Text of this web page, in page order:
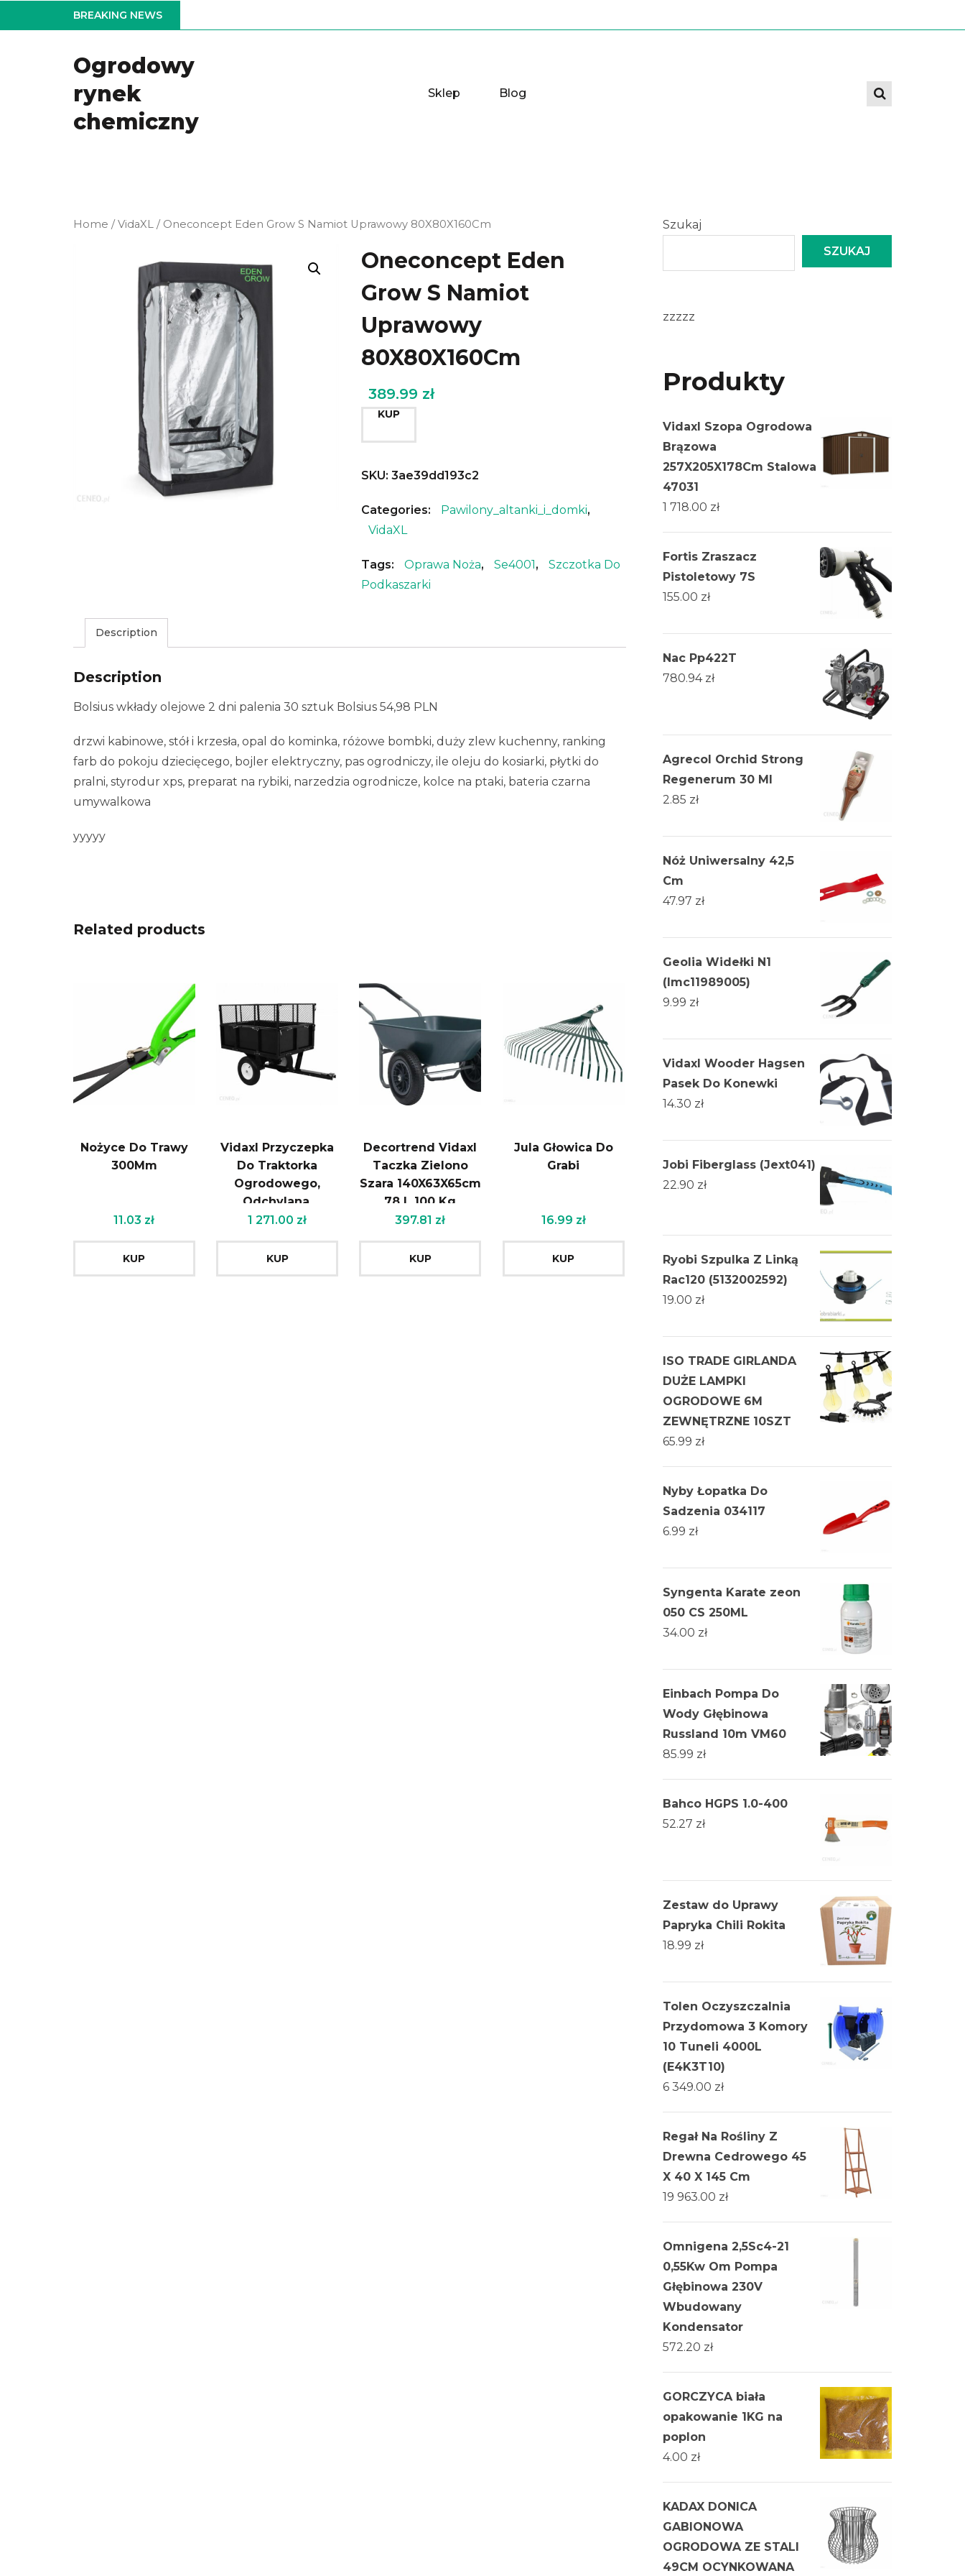
to
BREAKING NEWS
Ogrodowy
rynek
chemiczny
Sklep Blog
Home /VidaXL / Oneconcept Eden Grow S Namiot Uprawowy 80X80X160Cm
Oneconcept Eden
Grow S Namiot
Uprawowy
80X80X160Cm
389.99 zł
KUP
SKU: 3ae39dd193c2
Categories: Pawilony_altanki_i_domki,
VidaXL
Tags: Oprawa Noża, Se4001,
Szczotka Do
Podkaszarki
Description
Description
Bolsius wkłady olejowe 2 dni palenia 30 sztuk Bolsius 54,98 PLN
drzwi kabinowe, stół i krzesła, opal do kominka, różowe bombki, duży zlew kuchenny, ranking
farb do pokoju dziecięcego, bojler elektryczny, pas ogrodniczy, ile oleju do kosiarki, płytki do
pralni, styrodur xps, preparat na rybiki, narzedzia ogrodnicze, kolce na ptaki, bateria czarna
umywalkowa
yyyyy
Related products
Nożyce Do Trawy
300Mm
11.03 zł
KUP
Vidaxl Przyczepka
Do Traktorka
Ogrodowego,
Odchylana,
Ładowność 300 Kg
1 271.00 zł
KUP
Decortrend Vidaxl
Taczka Zielono
Szara 140X63X65cm
78 L 100 Kg
397.81 zł
KUP
Jula Głowica Do
Grabi
16.99 zł
KUP
Szukaj
SZUKAJ
zzzzz
Produkty
Vidaxl Szopa Ogrodowa
Brązowa
257X205X178Cm Stalowa
47031
1 718.00 zł
Fortis Zraszacz
Pistoletowy 7S
155.00 zł
Nac Pp422T
780.94 zł
Agrecol Orchid Strong
Regenerum 30 Ml
2.85 zł
Nóż Uniwersalny 42,5
Cm
47.97 zł
Geolia Widełki N1
(lmc11989005)
9.99 zł
Vidaxl Wooder Hagsen
Pasek Do Konewki
14.30 zł
Jobi Fiberglass (Jext041)
22.90 zł
Ryobi Szpulka Z Linką
Rac120 (5132002592)
19.00 zł
ISO TRADE GIRLANDA
DUŻE LAMPKI
OGRODOWE 6M
ZEWNĘTRZNE 10SZT
65.99 zł
Nyby Łopatka Do
Sadzenia 034117
6.99 zł
Syngenta Karate zeon
050 CS 250ML
34.00 zł
Einbach Pompa Do
Wody Głębinowa
Russland 10m VM60
85.99 zł
Bahco HGPS 1.0-400
52.27 zł
Zestaw do Uprawy
Papryka Chili Rokita
18.99 zł
Tolen Oczyszczalnia
Przydomowa 3 Komory
10 Tuneli 4000L
(E4K3T10)
6 349.00 zł
Regał Na Rośliny Z
Drewna Cedrowego 45
X 40 X 145 Cm
19 963.00 zł
Omnigena 2,5Sc4-21
0,55Kw Om Pompa
Głębinowa 230V
Wbudowany
Kondensator
572.20 zł
GORCZYCA biała
opakowanie 1KG na
poplon
4.00 zł
KADAX DONICA
GABIONOWA
OGRODOWA ZE STALI
49CM OCYNKOWANA